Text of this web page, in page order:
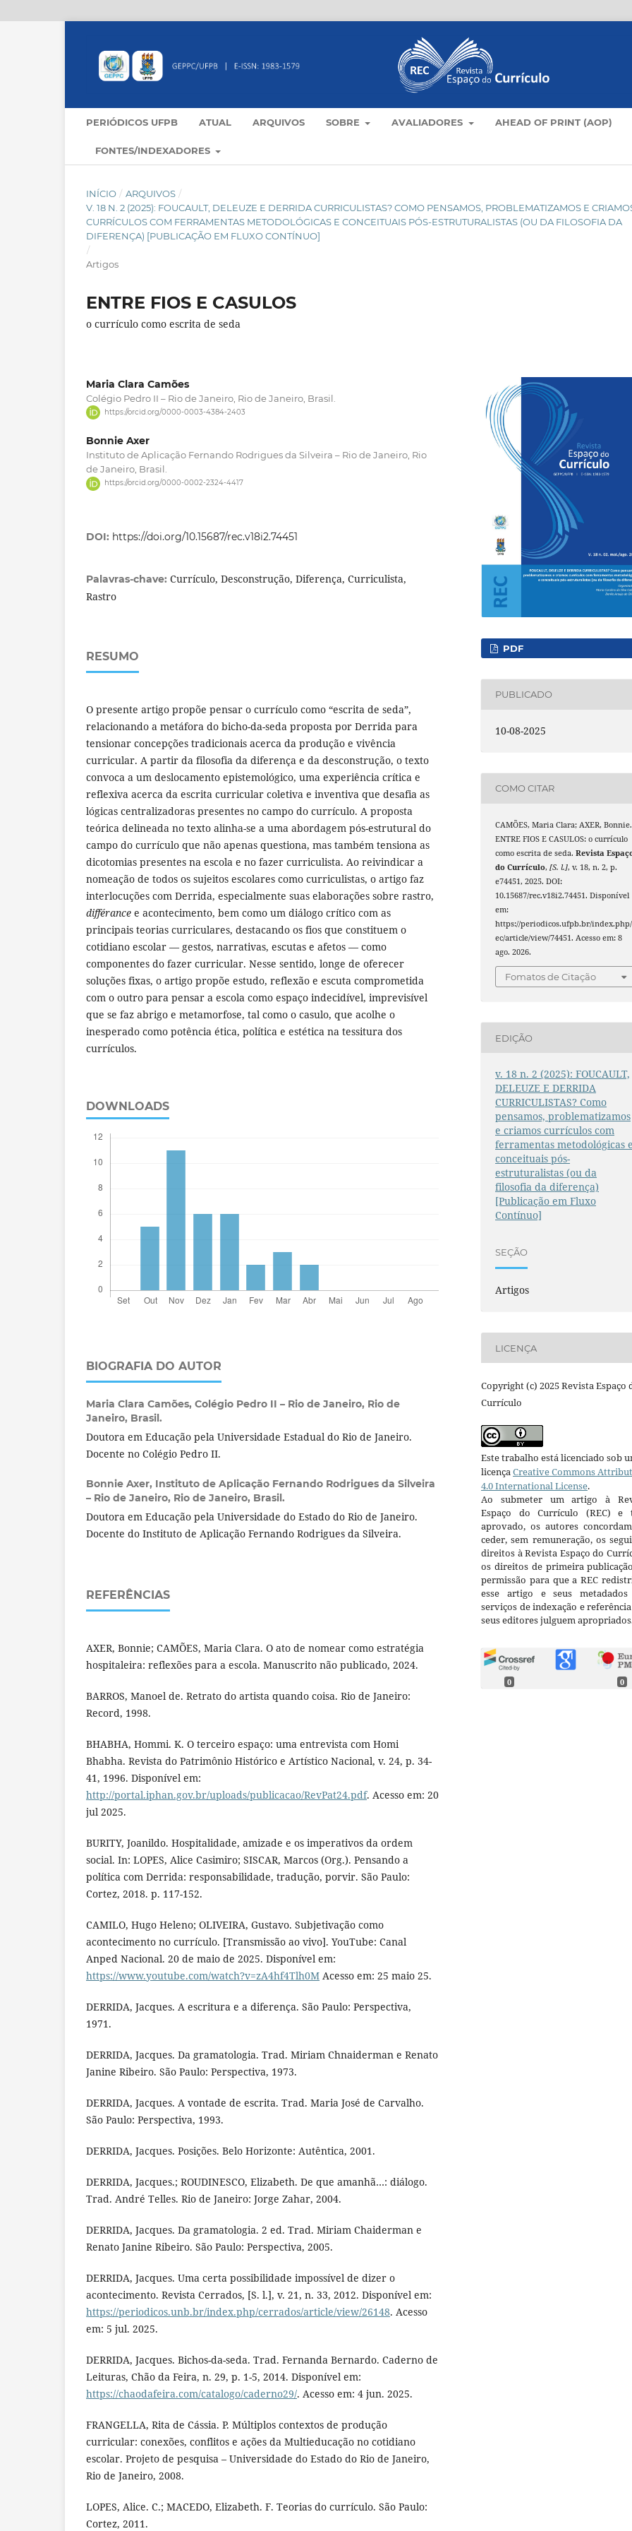
PERIÓDICOS UFPB ATUAL ARQUIVOS SOBRE AVALIADORES AHEAD OF PRINT (AOP)
FONTES/INDEXADORES
INÍCIO / ARQUIVOS /
V. 18 N. 2 (2025): FOUCAULT, DELEUZE E DERRIDA CURRICULISTAS? COMO PENSAMOS, PROBLEMATIZAMOS E
CURRÍCULOS COM FERRAMENTAS METODOLÓGICAS E CONCEITUAIS PÓS-ESTRUTURALISTAS (OU DA FILOSOFIA DA
DIFERENÇA) [PUBLICAÇÃO EM FLUXO CONTÍNUO]
/
Artigos
ENTRE FIOS E CASULOS
o currículo como escrita de seda
Maria Clara Camões
Colégio Pedro II – Rio de Janeiro, Rio de Janeiro, Brasil.
https://orcid.org/0000-0003-4384-2403
Bonnie Axer
Instituto de Aplicação Fernando Rodrigues da Silveira – Rio de Janeiro, Rio
de Janeiro, Brasil.
https://orcid.org/0000-0002-2324-4417
DOI: https://doi.org/10.15687/rec.v18i2.74451
Palavras-chave: Currículo, Desconstrução, Diferença, Curriculista,
Rastro
RESUMO
O presente artigo propõe pensar o currículo como “escrita de seda”,
relacionando a metáfora do bicho-da-seda proposta por Derrida para
tensionar concepções tradicionais acerca da produção e vivência
curricular. A partir da filosofia da diferença e da desconstrução, o texto
convoca a um deslocamento epistemológico, uma experiência crítica e
reflexiva acerca da escrita curricular coletiva e inventiva que desafia as
lógicas centralizadoras presentes no campo do currículo. A proposta
teórica delineada no texto alinha-se a uma abordagem pós-estrutural do
campo do currículo que não apenas questiona, mas também tensiona as
dicotomias presentes na escola e no fazer curriculista. Ao reivindicar a
nomeação de todos os sujeitos escolares como curriculistas, o artigo faz
interlocuções com Derrida, especialmente suas elaborações sobre rastro,
différance e acontecimento, bem como um diálogo crítico com as
principais teorias curriculares, destacando os fios que constituem o
cotidiano escolar — gestos, narrativas, escutas e afetos — como
componentes do fazer curricular. Nesse sentido, longe de oferecer
soluções fixas, o artigo propõe estudo, reflexão e escuta comprometida
com o outro para pensar a escola como espaço indecidível, imprevisível
que se faz abrigo e metamorfose, tal como o casulo, que acolhe o
inesperado como potência ética, política e estética na tessitura dos
currículos.
DOWNLOADS
BIOGRAFIA DO AUTOR
Maria Clara Camões, Colégio Pedro II – Rio de Janeiro, Rio de
Janeiro, Brasil.
Doutora em Educação pela Universidade Estadual do Rio de Janeiro.
Docente no Colégio Pedro II.
Bonnie Axer, Instituto de Aplicação Fernando Rodrigues da Silveira
– Rio de Janeiro, Rio de Janeiro, Brasil.
Doutora em Educação pela Universidade do Estado do Rio de Janeiro.
Docente do Instituto de Aplicação Fernando Rodrigues da Silveira.
REFERÊNCIAS
AXER, Bonnie; CAMÕES, Maria Clara. O ato de nomear como estratégia
hospitaleira: reflexões para a escola. Manuscrito não publicado, 2024.
BARROS, Manoel de. Retrato do artista quando coisa. Rio de Janeiro:
Record, 1998.
BHABHA, Hommi. K. O terceiro espaço: uma entrevista com Homi
Bhabha. Revista do Patrimônio Histórico e Artístico Nacional, v. 24, p. 34-
41, 1996. Disponível em:
http://portal.iphan.gov.br/uploads/publicacao/RevPat24.pdf. Acesso em: 20
jul 2025.
BURITY, Joanildo. Hospitalidade, amizade e os imperativos da ordem
social. In: LOPES, Alice Casimiro; SISCAR, Marcos (Org.). Pensando a
política com Derrida: responsabilidade, tradução, porvir. São Paulo:
Cortez, 2018. p. 117-152.
CAMILO, Hugo Heleno; OLIVEIRA, Gustavo. Subjetivação como
acontecimento no currículo. [Transmissão ao vivo]. YouTube: Canal
Anped Nacional. 20 de maio de 2025. Disponível em:
https://www.youtube.com/watch?v=zA4hf4Tlh0M Acesso em: 25 maio 25.
DERRIDA, Jacques. A escritura e a diferença. São Paulo: Perspectiva,
1971.
DERRIDA, Jacques. Da gramatologia. Trad. Miriam Chnaiderman e Renato
Janine Ribeiro. São Paulo: Perspectiva, 1973.
DERRIDA, Jacques. A vontade de escrita. Trad. Maria José de Carvalho.
São Paulo: Perspectiva, 1993.
DERRIDA, Jacques. Posições. Belo Horizonte: Autêntica, 2001.
DERRIDA, Jacques.; ROUDINESCO, Elizabeth. De que amanhã…: diálogo.
Trad. André Telles. Rio de Janeiro: Jorge Zahar, 2004.
DERRIDA, Jacques. Da gramatologia. 2 ed. Trad. Miriam Chaiderman e
Renato Janine Ribeiro. São Paulo: Perspectiva, 2005.
DERRIDA, Jacques. Uma certa possibilidade impossível de dizer o
acontecimento. Revista Cerrados, [S. l.], v. 21, n. 33, 2012. Disponível em:
https://periodicos.unb.br/index.php/cerrados/article/view/26148. Acesso
em: 5 jul. 2025.
DERRIDA, Jacques. Bichos-da-seda. Trad. Fernanda Bernardo. Caderno de
Leituras, Chão da Feira, n. 29, p. 1-5, 2014. Disponível em:
https://chaodafeira.com/catalogo/caderno29/. Acesso em: 4 jun. 2025.
FRANGELLA, Rita de Cássia. P. Múltiplos contextos de produção
curricular: conexões, conflitos e ações da Multieducação no cotidiano
escolar. Projeto de pesquisa – Universidade do Estado do Rio de Janeiro,
Rio de Janeiro, 2008.
LOPES, Alice. C.; MACEDO, Elizabeth. F. Teorias do currículo. São Paulo:
Cortez, 2011.
PDF
PUBLICADO
10-08-2025
COMO CITAR
CAMÕES, Maria Clara; AXER, Bonnie.
ENTRE FIOS E CASULOS: o currículo
como escrita de seda.Revista
do Currículo,[S. l.], v. 18, n. 2, p.
e74451, 2025. DOI:
10.15687/rec.v18i2.74451. Disponível
em:
https://periodicos.ufpb.br/
ec/article/view/74451. Acesso em: 8
ago. 2026.
Fomatos de Citação
EDIÇÃO
v. 18 n. 2 (2025): FOUCAULT,
DELEUZE E DERRIDA
CURRICULISTAS? Como
pensamos, problematizamos
e criamos currículos com
ferramentas metodológicas e
conceituais pós-
estruturalistas (ou da
filosofia da diferença)
[Publicação em Fluxo
Contínuo]
SEÇÃO
Artigos
LICENÇA
Copyright (c) 2025 Revista Espaço
Currículo
Este trabalho está licenciado sob
licençaCreative Commons
4.0 International License.
Ao submeter um artigo à
Espaço do Currículo (REC) e
aprovado, os autores
ceder, sem remuneração, os
direitos à Revista Espaço do
os direitos de primeira
permissão para que a REC
esse artigo e seus metadados
serviços de indexação e
seus editores julguem
0 0